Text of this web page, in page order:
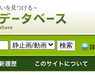
を見つける～